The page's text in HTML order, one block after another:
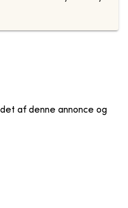
af denne annonce og